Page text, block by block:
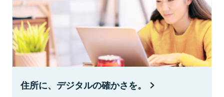
住所に、デジタルの確かさを。